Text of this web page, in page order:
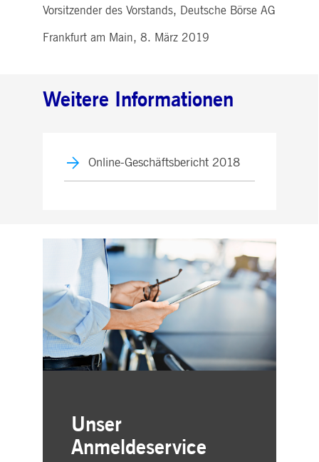
Vorsitzender des Vorstands, Deutsche Börse AG
Frankfurt am Main, 8. März 2019
Weitere Informationen
Online-Geschäftsbericht 2018
Unser
Anmeldeservice